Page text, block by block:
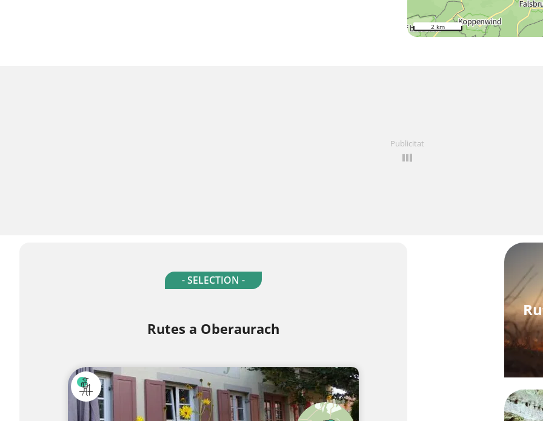
2 km
Publicitat
- SELECTION -
Rutes a Oberaurach